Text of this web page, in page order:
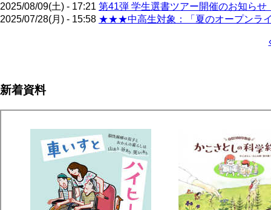
2025/08/09(土) - 17:21 第41弾 学生選書ツアー開催のお知らせ
2025/07/28(月) - 15:58 ★★★中高生対象：「夏のオープンラ
送
新着資料